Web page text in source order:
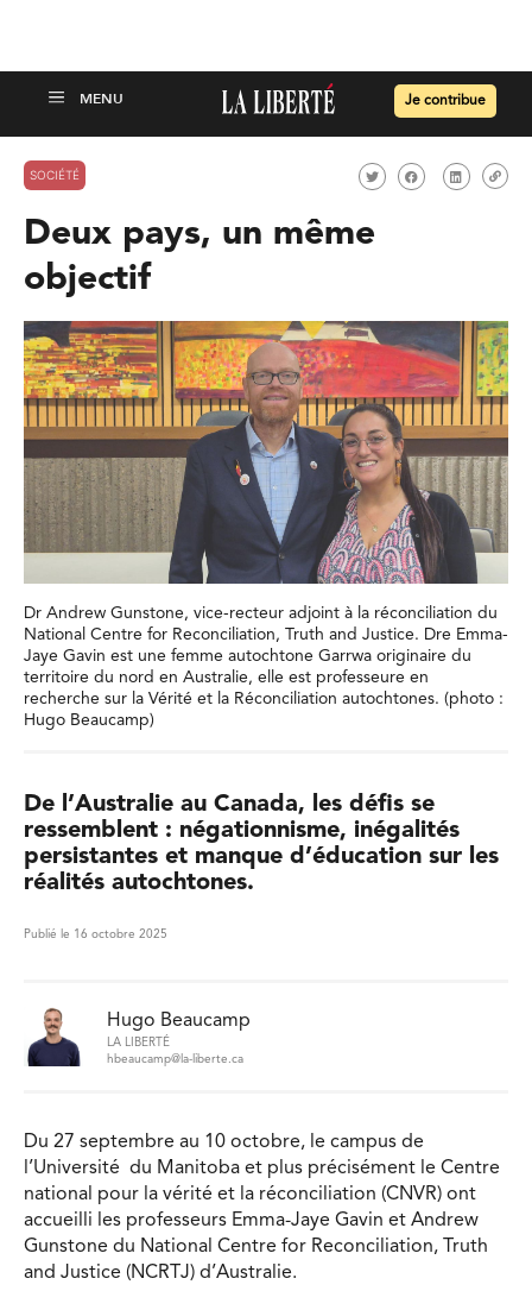
Je contribue
SOCIÉTÉ
Deux pays, un même
objectif
Dr Andrew Gunstone, vice-recteur adjoint à la réconciliation du
National Centre for Reconciliation, Truth and Justice. Dre Emma-
Jaye Gavin est une femme autochtone Garrwa originaire du
territoire du nord en Australie, elle est professeure en
recherche sur la Vérité et la Réconciliation autochtones. (photo :
Hugo Beaucamp)
De l’Australie au Canada, les défis se
ressemblent : négationnisme, inégalités
persistantes et manque d’éducation sur les
réalités autochtones.
Publié le 16 octobre 2025
Hugo Beaucamp
LA LIBERTÉ
hbeaucamp@la-liberte.ca
Du 27 septembre au 10 octobre, le campus de
l’Université du Manitoba et plus précisément le Centre
national pour la vérité et la réconciliation (CNVR) ont
accueilli les professeurs Emma-Jaye Gavin et Andrew
Gunstone du National Centre for Reconciliation, Truth
and Justice (NCRTJ) d’Australie.